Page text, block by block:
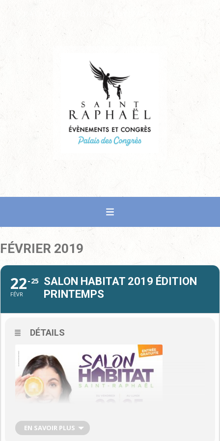
FÉVRIER 2019
22
FÉVR
25
SALON HABITAT 2019 ÉDITION
PRINTEMPS
DÉTAILS
EN SAVOIR PLUS